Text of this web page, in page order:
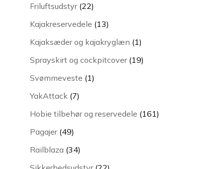
Friluftsudstyr 2222
varer
Kajakreservedele 1313
varer
Kajaksæder og kajakryglæn 11
vare
Sprayskirt og cockpitcover 1919
Svømmeveste 11
YakAttack 77
Hobie tilbehør og reservedele 161161
Pagajer 4949
varer
Railblaza 3434
varer